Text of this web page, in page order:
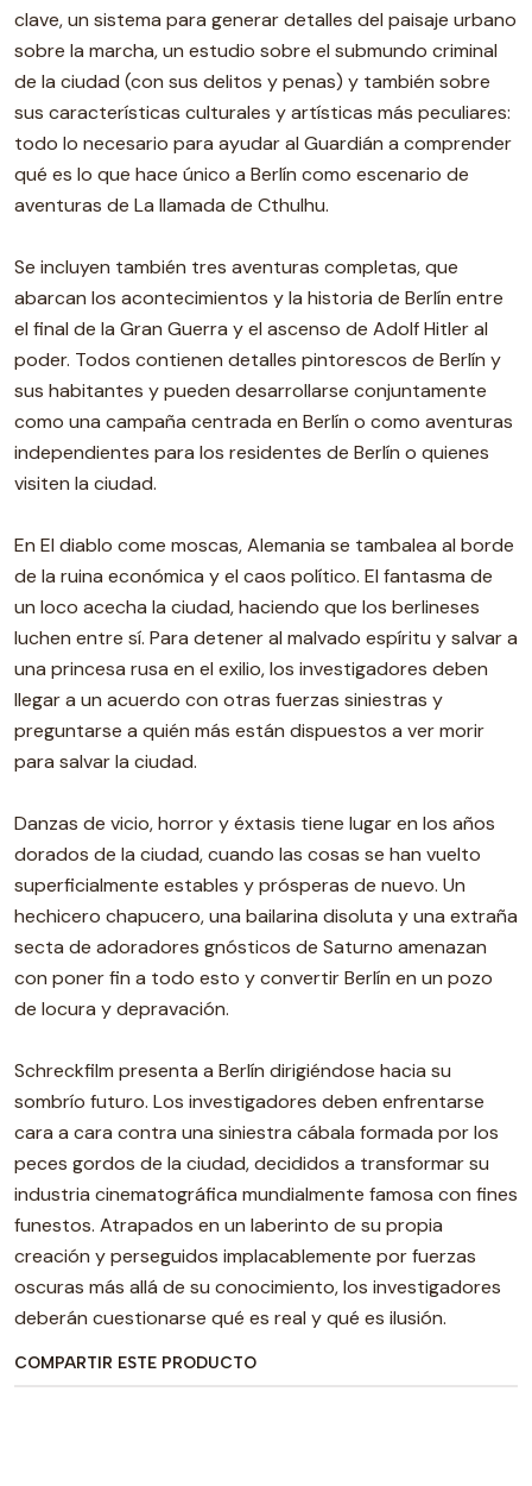
clave, un sistema para generar detalles del paisaje urbano
sobre la marcha, un estudio sobre el submundo criminal
de la ciudad (con sus delitos y penas) y también sobre
sus características culturales y artísticas más peculiares:
todo lo necesario para ayudar al Guardián a comprender
qué es lo que hace único a Berlín como escenario de
aventuras de La llamada de Cthulhu.
Se incluyen también tres aventuras completas, que
abarcan los acontecimientos y la historia de Berlín entre
el final de la Gran Guerra y el ascenso de Adolf Hitler al
poder. Todos contienen detalles pintorescos de Berlín y
sus habitantes y pueden desarrollarse conjuntamente
como una campaña centrada en Berlín o como aventuras
independientes para los residentes de Berlín o quienes
visiten la ciudad.
En El diablo come moscas, Alemania se tambalea al borde
de la ruina económica y el caos político. El fantasma de
un loco acecha la ciudad, haciendo que los berlineses
luchen entre sí. Para detener al malvado espíritu y salvar a
una princesa rusa en el exilio, los investigadores deben
llegar a un acuerdo con otras fuerzas siniestras y
preguntarse a quién más están dispuestos a ver morir
para salvar la ciudad.
Danzas de vicio, horror y éxtasis tiene lugar en los años
dorados de la ciudad, cuando las cosas se han vuelto
superficialmente estables y prósperas de nuevo. Un
hechicero chapucero, una bailarina disoluta y una extraña
secta de adoradores gnósticos de Saturno amenazan
con poner fin a todo esto y convertir Berlín en un pozo
de locura y depravación.
Schreckfilm presenta a Berlín dirigiéndose hacia su
sombrío futuro. Los investigadores deben enfrentarse
cara a cara contra una siniestra cábala formada por los
peces gordos de la ciudad, decididos a transformar su
industria cinematográfica mundialmente famosa con fines
funestos. Atrapados en un laberinto de su propia
creación y perseguidos implacablemente por fuerzas
oscuras más allá de su conocimiento, los investigadores
deberán cuestionarse qué es real y qué es ilusión.
COMPARTIR ESTE PRODUCTO